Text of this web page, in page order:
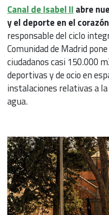
Canal de Isabel II abre
y el deporte en el
responsable del ciclo
Comunidad de Madrid
ciudadanos casi 150.000
deportivas y de ocio en
instalaciones relativas a
agua.